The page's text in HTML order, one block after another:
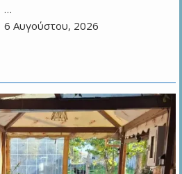
…
6 Αυγούστου, 2026